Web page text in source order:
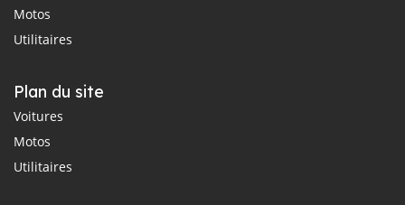
Motos
Utilitaires
Plan du site
Voitures
Motos
Utilitaires